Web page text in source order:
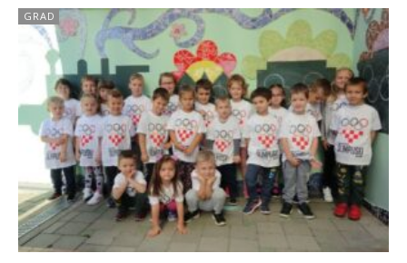
GRAD